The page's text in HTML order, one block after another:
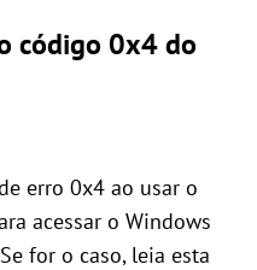
código 0x4 do
erro 0x4 ao usar o
acessar o Windows
for o caso, leia esta